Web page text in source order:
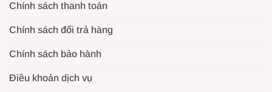
Chính sách thanh toán
Chính sách đổi trả hàng
Chính sách bảo hành
Điều khoản dịch vụ